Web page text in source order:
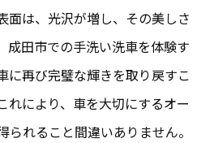
面は、光沢が増し、その美しさ
成田市での手洗い洗車を体験す
に再び完璧な輝きを取り戻すこ
れにより、車を大切にするオー
られること間違いありません。